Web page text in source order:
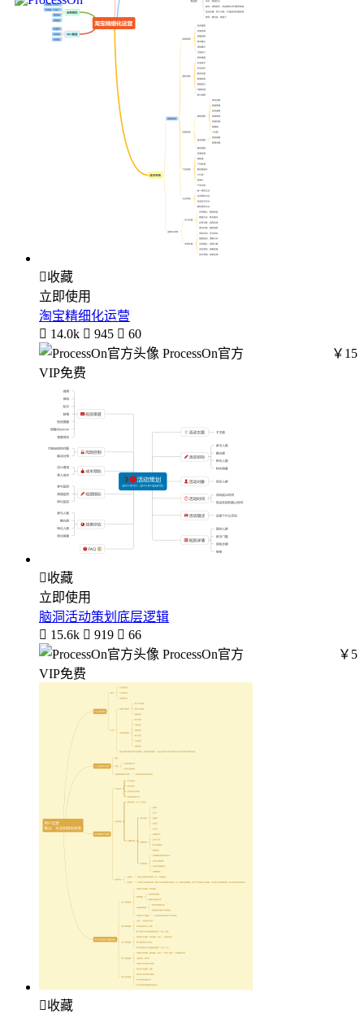
收藏
立即使用
淘宝精细化运营
 14.0k  945  60
ProcessOn官方
￥15
VIP免费
收藏
立即使用
脑洞活动策划底层逻辑
 15.6k  919  66
ProcessOn官方
￥5
VIP免费
收藏